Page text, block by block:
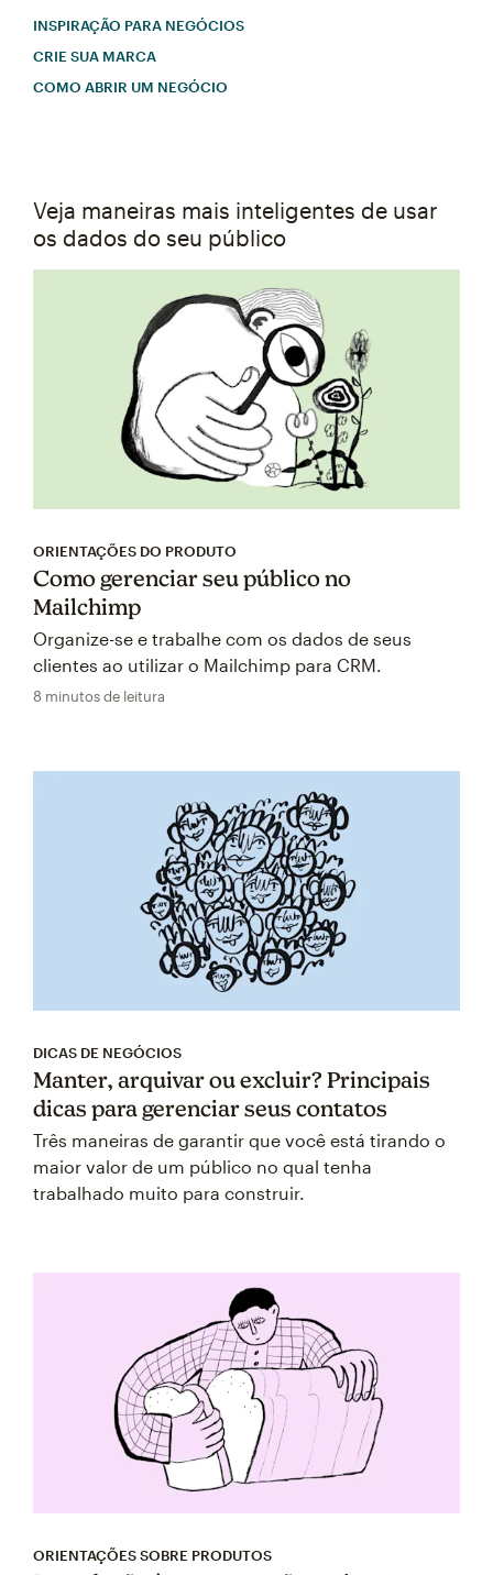
INSPIRAÇÃO PARA NEGÓCIOS
CRIE SUA MARCA
COMO ABRIR UM NEGÓCIO
Veja maneiras mais inteligentes de usar
os dados do seu público
ORIENTAÇÕES DO PRODUTO
Como gerenciar seu público no
Mailchimp
Organize-se e trabalhe com os dados de seus
clientes ao utilizar o Mailchimp para CRM.
8 minutos de leitura
DICAS DE NEGÓCIOS
Manter, arquivar ou excluir? Principais
dicas para gerenciar seus contatos
Três maneiras de garantir que você está tirando o
maior valor de um público no qual tenha
trabalhado muito para construir.
ORIENTAÇÕES SOBRE PRODUTOS